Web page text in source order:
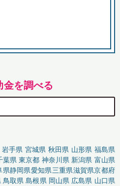
金を調べる
岩手県 宮城県 秋田県 山形県 福島県
葉県 東京都 神奈川県 新潟県 富山県
県静岡県愛知県三重県滋賀県京都府
鳥取県 島根県 岡山県 広島県 山口県